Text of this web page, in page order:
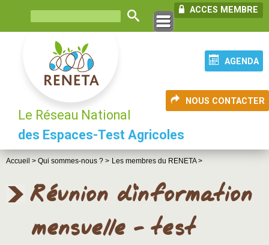
ACCES MEMBRE
AGENDA
NOUS CONTACTER
Le Réseau National
des Espaces-Test Agricoles
Accueil > Qui sommes-nous ? > Les membres du RENETA >
Réunion d'information
mensuelle - test